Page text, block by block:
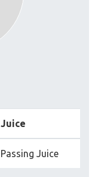
Juice
Passing Juice